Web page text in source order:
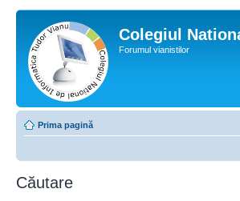
Colegiul
Forumul vianistilor
Prima pagină
Căutare